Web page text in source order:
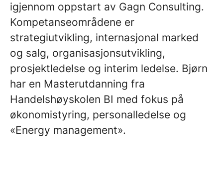
igjennom oppstart av Gagn Consulting.
Kompetanseområdene er
strategiutvikling, internasjonal marked
og salg, organisasjonsutvikling,
prosjektledelse og interim ledelse. Bjørn
har en Masterutdanning fra
Handelshøyskolen BI med fokus på
økonomistyring, personalledelse og
«Energy management».